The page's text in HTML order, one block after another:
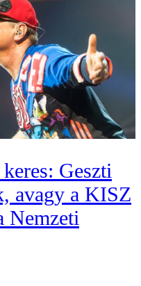
Geszti
avagy a KISZ
Nemzeti